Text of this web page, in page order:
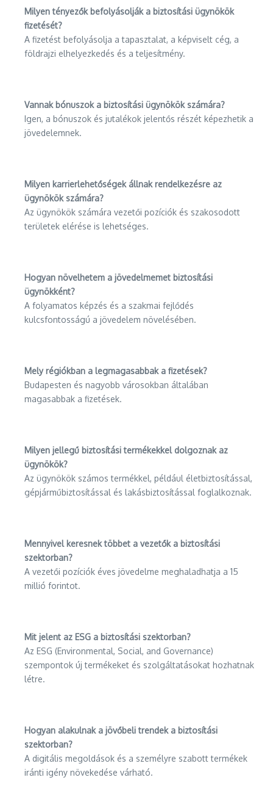
Milyen tényezők befolyásolják a biztosítási ügynökök
fizetését?
A fizetést befolyásolja a tapasztalat, a képviselt cég, a
földrajzi elhelyezkedés és a teljesítmény.
Vannak bónuszok a biztosítási ügynökök számára?
Igen, a bónuszok és jutalékok jelentős részét képezhetik a
jövedelemnek.
Milyen karrierlehetőségek állnak rendelkezésre az
ügynökök számára?
Az ügynökök számára vezetői pozíciók és szakosodott
területek elérése is lehetséges.
Hogyan növelhetem a jövedelmemet biztosítási
ügynökként?
A folyamatos képzés és a szakmai fejlődés
kulcsfontosságú a jövedelem növelésében.
Mely régiókban a legmagasabbak a fizetések?
Budapesten és nagyobb városokban általában
magasabbak a fizetések.
Milyen jellegű biztosítási termékekkel dolgoznak az
ügynökök?
Az ügynökök számos termékkel, például életbiztosítással,
gépjárműbiztosítással és lakásbiztosítással foglalkoznak.
Mennyivel keresnek többet a vezetők a biztosítási
szektorban?
A vezetői pozíciók éves jövedelme meghaladhatja a 15
millió forintot.
Mit jelent az ESG a biztosítási szektorban?
Az ESG (Environmental, Social, and Governance)
szempontok új termékeket és szolgáltatásokat hozhatnak
létre.
Hogyan alakulnak a jövőbeli trendek a biztosítási
szektorban?
A digitális megoldások és a személyre szabott termékek
iránti igény növekedése várható.